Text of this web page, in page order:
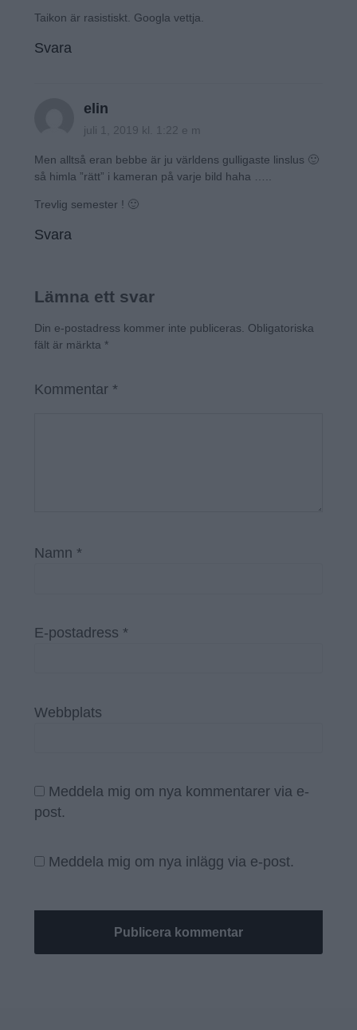
Taikon är rasistiskt. Googla vettja.
Svara
elin
juli 1, 2019 kl. 1:22 e m
Men alltså eran bebbe är ju världens gulligaste linslus 🙂
så himla ”rätt” i kameran på varje bild haha …..
Trevlig semester ! 🙂
Svara
Lämna ett svar
Din e-postadress kommer inte publiceras.
Obligatoriska
fält är märkta *
Kommentar *
Namn *
E-postadress *
Webbplats
Meddela mig om nya kommentarer via e-
post.
Meddela mig om nya inlägg via e-post.